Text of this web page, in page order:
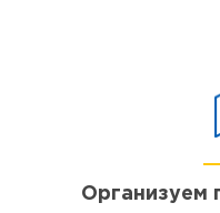
Организуем